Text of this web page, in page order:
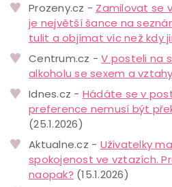
Prozeny.cz - Zamilovat se
je největší šance na
tulit a objímat víc než kdy
Centrum.cz -V posteli na
alkoholu se sexem a
Idnes.cz - Hádáte se v
preference nemusí být
(25.1.2026)
Aktualne.cz - Uživatelky
spokojenost ve vztazích.
naopak? (15.1.2026)